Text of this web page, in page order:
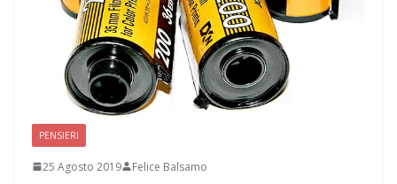
PENSIERI
25 Agosto 2019 Felice Balsamo